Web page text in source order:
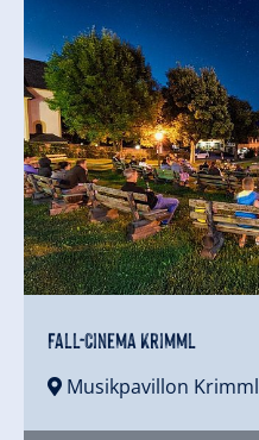
Fall-Cinema Krimml
Musikpavillon Krimml